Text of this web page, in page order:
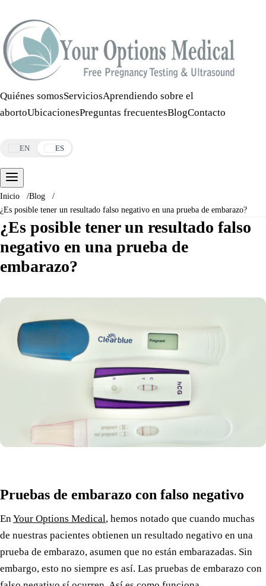
Quiénes somosServiciosAprendiendo sobre el
abortoUbicacionesPreguntas frecuentesBlogContacto
EN ES
Inicio /Blog
/
¿Es posible tener un resultado falso negativo en una prueba de embarazo?
¿Es posible tener un resultado falso
negativo en una prueba de
embarazo?
Pruebas de embarazo con falso negativo
EnYour Options Medical, hemos notado que cuando muchas
de nuestras pacientes obtienen un resultado negativo en una
prueba de embarazo, asumen que no están embarazadas. Sin
embargo, esto no siempre es así. Las pruebas de embarazo con